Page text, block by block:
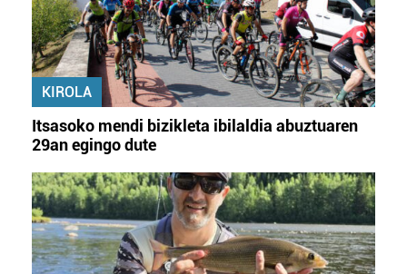
KIROLA
Itsasoko mendi bizikleta ibilaldia abuztuaren
29an egingo dute